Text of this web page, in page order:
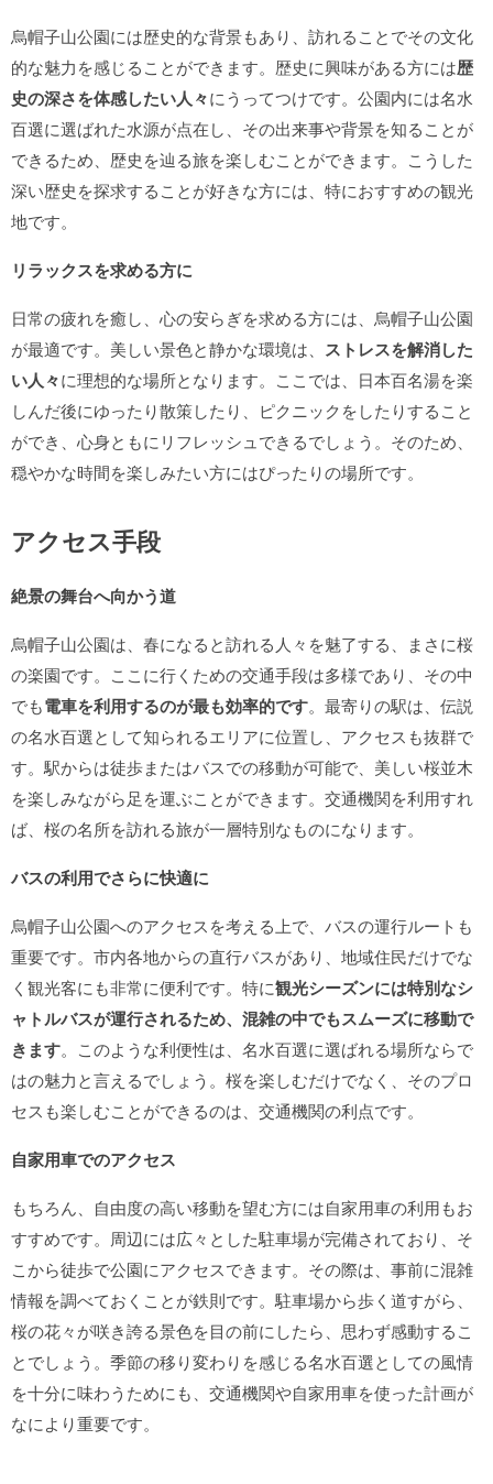
烏帽子山公園には歴史的な背景もあり、訪れることでその文化
的な魅力を感じることができます。歴史に興味がある方には歴
史の深さを体感したい人々にうってつけです。公園内には名水
百選に選ばれた水源が点在し、その出来事や背景を知ることが
できるため、歴史を辿る旅を楽しむことができます。こうした
深い歴史を探求することが好きな方には、特におすすめの観光
地です。
リラックスを求める方に
日常の疲れを癒し、心の安らぎを求める方には、烏帽子山公園
が最適です。美しい景色と静かな環境は、 ストレスを解消した
い人々に理想的な場所となります。ここでは、日本百名湯を楽
しんだ後にゆったり散策したり、ピクニックをしたりすること
ができ、心身ともにリフレッシュできるでしょう。そのため、
穏やかな時間を楽しみたい方にはぴったりの場所です。
アクセス手段
絶景の舞台へ向かう道
烏帽子山公園は、春になると訪れる人々を魅了する、まさに桜
の楽園です。ここに行くための交通手段は多様であり、その中
でも電車を利用するのが最も効率的です。最寄りの駅は、伝説
の名水百選として知られるエリアに位置し、アクセスも抜群で
す。駅からは徒歩またはバスでの移動が可能で、美しい桜並木
を楽しみながら足を運ぶことができます。交通機関を利用すれ
ば、桜の名所を訪れる旅が一層特別なものになります。
バスの利用でさらに快適に
烏帽子山公園へのアクセスを考える上で、バスの運行ルートも
重要です。市内各地からの直行バスがあり、地域住民だけでな
く観光客にも非常に便利です。特に観光シーズンには特別なシ
ャトルバスが運行されるため、混雑の中でもスムーズに移動で
きます。このような利便性は、名水百選に選ばれる場所ならで
はの魅力と言えるでしょう。桜を楽しむだけでなく、そのプロ
セスも楽しむことができるのは、交通機関の利点です。
自家用車でのアクセス
もちろん、自由度の高い移動を望む方には自家用車の利用もお
すすめです。周辺には広々とした駐車場が完備されており、そ
こから徒歩で公園にアクセスできます。その際は、事前に混雑
情報を調べておくことが鉄則です。駐車場から歩く道すがら、
桜の花々が咲き誇る景色を目の前にしたら、思わず感動するこ
とでしょう。季節の移り変わりを感じる名水百選としての風情
を十分に味わうためにも、交通機関や自家用車を使った計画が
なにより重要です。